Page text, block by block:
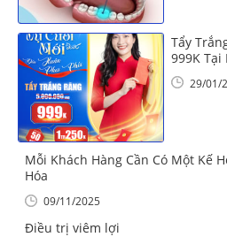
Tẩy
999K
29/01/
Mỗi Khách Hàng Cần Có Một Kế
Hóa
09/11/2025
Điều trị viêm lợi